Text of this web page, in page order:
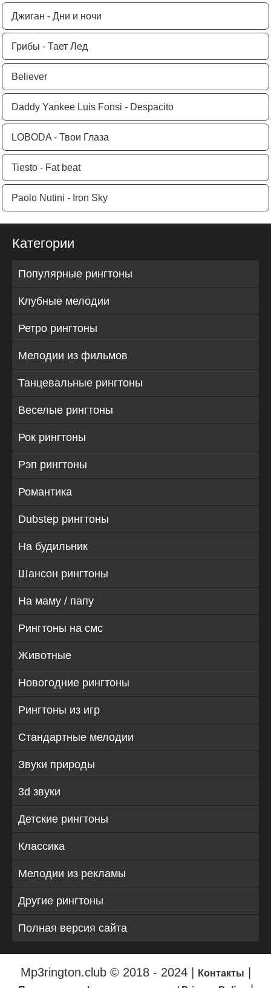
Джиган - Дни и ночи
Грибы - Тает Лед
Believer
Daddy Yankee Luis Fonsi - Despacito
LOBODA - Твои Глаза
Tiesto - Fat beat
Paolo Nutini - Iron Sky
Категории
Популярные рингтоны
Клубные мелодии
Ретро рингтоны
Мелодии из фильмов
Танцевальные рингтоны
Веселые рингтоны
Рок рингтоны
Рэп рингтоны
Романтика
Dubstep рингтоны
На будильник
Шансон рингтоны
На маму / папу
Рингтоны на смс
Животные
Новогодние рингтоны
Рингтоны из игр
Стандартные мелодии
Звуки природы
3d звуки
Детские рингтоны
Классика
Мелодии из рекламы
Другие рингтоны
Полная версия сайта
Mp3rington.club © 2018 - 2024 | Контакты